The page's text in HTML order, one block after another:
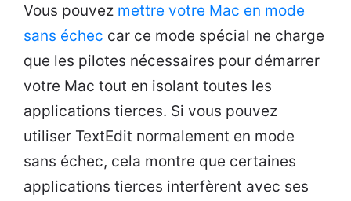
Vous pouvez mettre votre Mac en mode
sans échec car ce mode spécial ne charge
que les pilotes nécessaires pour démarrer
votre Mac tout en isolant toutes les
applications tierces. Si vous pouvez
utiliser TextEdit normalement en mode
sans échec, cela montre que certaines
applications tierces interfèrent avec ses